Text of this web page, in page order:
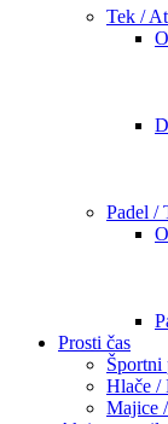
Tek /
Padel /
Prosti čas
Športni
Hlače /
Majice